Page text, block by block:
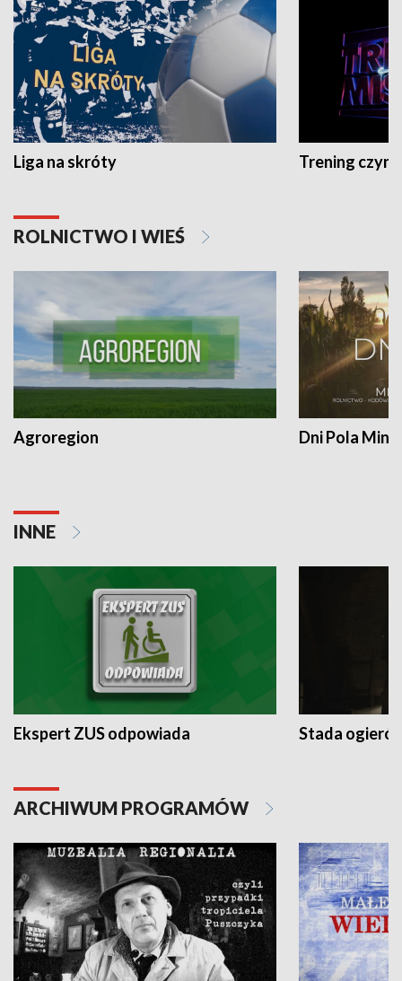
Liga na skróty Trening czyni
ROLNICTWO I WIEŚ
Agroregion Dni Pola
INNE
Ekspert ZUS odpowiada Stada
ARCHIWUM PROGRAMÓW